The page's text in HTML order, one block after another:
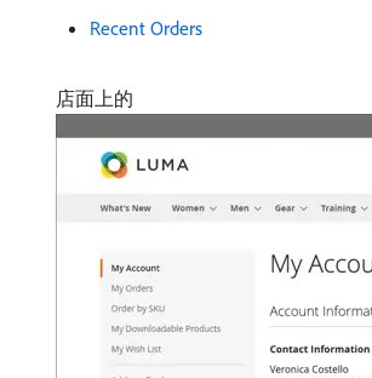
Recent Orders
店面上的